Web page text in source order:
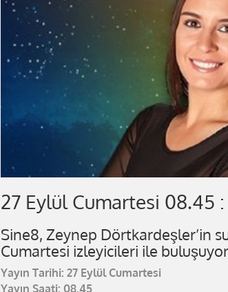
27 Eylül Cumartesi 08.45
Sine8, Zeynep Dörtkardeşler’in
Cumartesi izleyicileri ile
Yayın Tarihi: 27 Eylül Cumartesi
Yayın Saati: 08.45